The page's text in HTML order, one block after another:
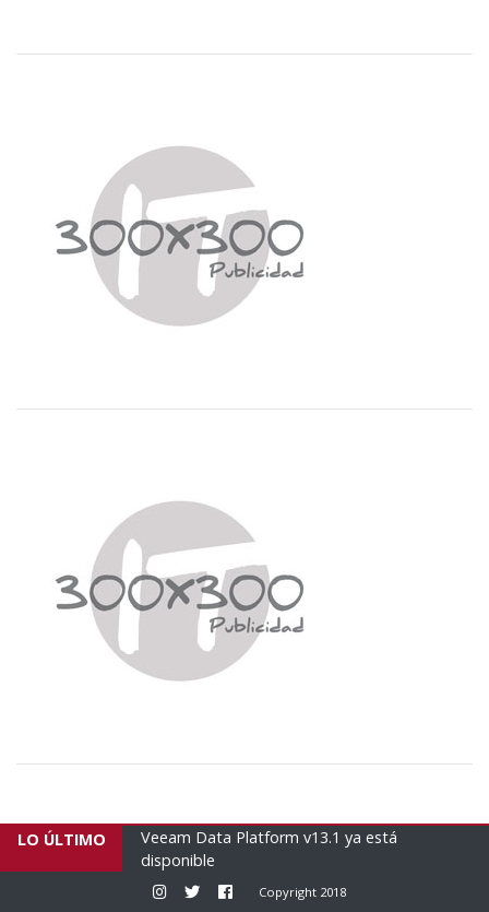
LO ÚLTIMO
Architect para el
Veeam Data Platform v13.1 ya está
disponible
Copyright 2018
Instagram
TwitterFacebook